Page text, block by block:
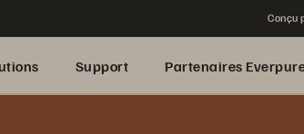
Conçu
Support Partenaires